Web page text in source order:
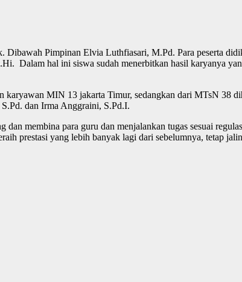
Pimpinan Elvia Luthfiasari, M.Pd. Para peserta
Dalam hal ini siswa sudah menerbitkan hasil karyanya
karyawan MIN 13 jakarta Timur, sedangkan dari MTsN 38
dan Irma Anggraini, S.Pd.I.
membina para guru dan menjalankan tugas sesuai
prestasi yang lebih banyak lagi dari sebelumnya, tetap